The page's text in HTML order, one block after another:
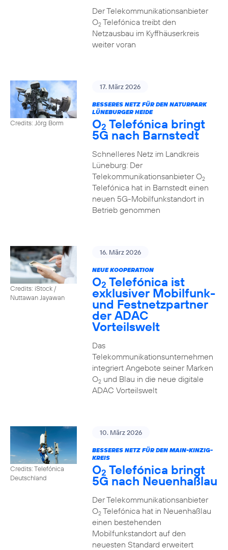
Der Telekommunikationsanbieter
O2Telefónica treibt den
Netzausbau im Kyffhäuserkreis
weiter voran
Credits: Jörg Borm
17. März 2026
BESSERES NETZ FÜR DEN NATURPARK
LÜNEBURGER HEIDE
O2 Telefónica bringt
5G nach Barnstedt
Schnelleres Netz im Landkreis
Lüneburg: Der
Telekommunikationsanbieter O2
Telefónica hat in Barnstedt einen
neuen 5G-Mobilfunkstandort in
Betrieb genommen
Credits: iStock /
Nuttawan Jayawan
16. März 2026
NEUE KOOPERATION
O2 Telefónica ist
exklusiver Mobilfunk-
und Festnetzpartner
der ADAC
Vorteilswelt
Das
Telekommunikationsunternehmen
integriert Angebote seiner Marken
O2und Blau in die neue digitale
ADAC Vorteilswelt
Credits: Telefónica
Deutschland
10. März 2026
BESSERES NETZ FÜR DEN MAIN-KINZIG-
KREIS
O2 Telefónica bringt
5G nach Neuenhaßlau
Der Telekommunikationsanbieter
O2Telefónica hat in Neuenhaßlau
einen bestehenden
Mobilfunkstandort auf den
neuesten Standard erweitert